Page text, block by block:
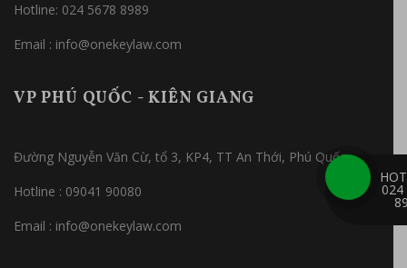
Hotline: 024 5678 8989
Email : info@onekeylaw.com
VP PHÚ QUỐC - KIÊN GIANG
Đường Nguyễn Văn Cừ, tổ 3, KP4, TT An Thới, Phú Quốc
Hotline : 09041 90080
Email : info@onekeylaw.com
024